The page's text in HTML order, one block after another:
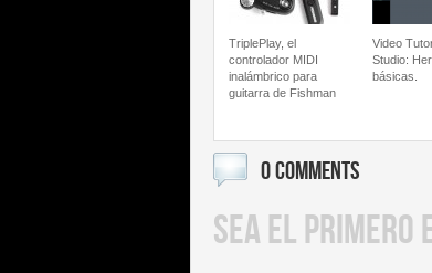
TriplePlay, el
controlador MIDI
inalámbrico para
guitarra de Fishman
Video
Studio:
básicas.
0 COMMENTS
SEA EL PRIMERO